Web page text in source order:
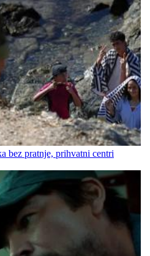
bez pratnje, prihvatni centri